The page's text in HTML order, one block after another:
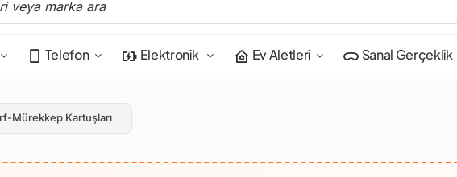
Telefon Elektronik Ev Aletleri Sanal Gerçeklik
Mürekkep Kartuşları